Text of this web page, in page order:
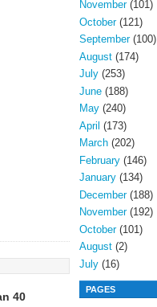
40
November(101)
October(121)
September(100)
August (174)
July (253)
June (188)
May (240)
April (173)
March (202)
February (146)
January (134)
December(188)
November(192)
October(101)
August (2)
July (16)
PAGES